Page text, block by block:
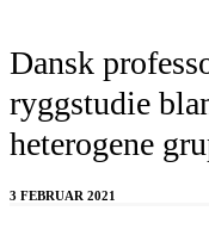
Dansk
ryggstudie
heterogene
3 FEBRUAR 2021